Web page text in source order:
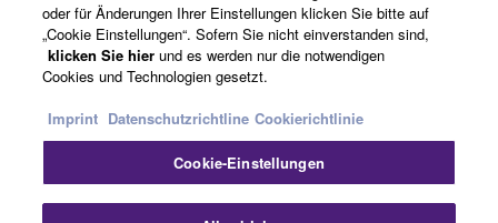
oder für Änderungen Ihrer Einstellungen klicken Sie bitte auf
„Cookie Einstellungen“. Sofern Sie nicht einverstanden sind,
klicken Sie hier und es werden nur die notwendigen
Cookies und Technologien gesetzt.
Imprint Datenschutzrichtline Cookierichtlinie
Cookie-Einstellungen